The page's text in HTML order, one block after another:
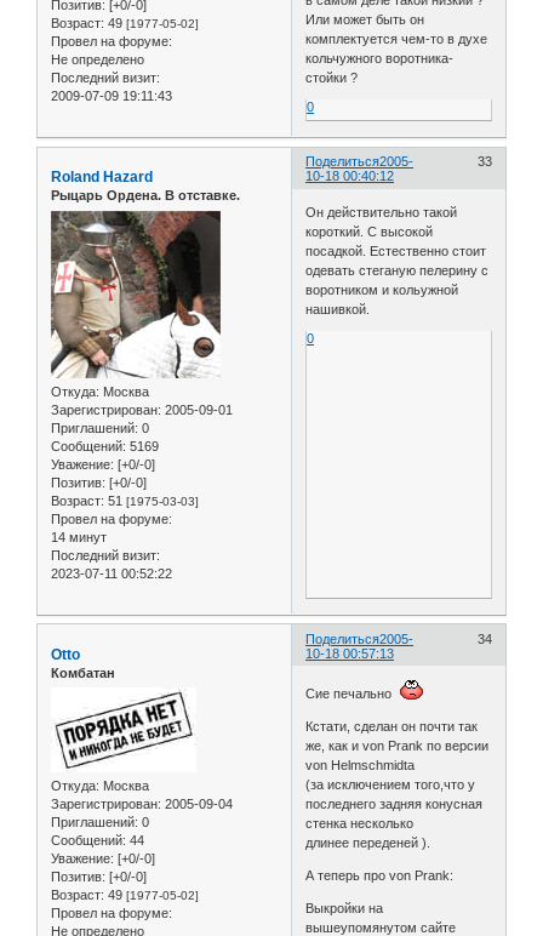
Позитив: [+0/-0]
Возраст: 49 [1977-05-02]
Провел на форуме:
Не определено
Последний визит:
2009-07-09 19:11:43
Или может быть он
комплектуется чем-то в духе
кольчужного воротника-
стойки ?
0
Поделиться 33
2005-
10-18 00:40:12
Roland Hazard
Рыцарь Ордена. В отставке.
Откуда: Москва
Зарегистрирован: 2005-09-01
Приглашений: 0
Сообщений: 5169
Уважение: [+0/-0]
Позитив: [+0/-0]
Возраст: 51 [1975-03-03]
Провел на форуме:
14 минут
Последний визит:
2023-07-11 00:52:22
Он действительно такой
короткий. С высокой
посадкой. Естественно стоит
одевать стеганую пелерину с
воротником и кольужной
нашивкой.
0
Поделиться 34
2005-
10-18 00:57:13
Otto
Комбатан
Откуда: Москва
Зарегистрирован: 2005-09-04
Приглашений: 0
Сообщений: 44
Уважение: [+0/-0]
Позитив: [+0/-0]
Возраст: 49 [1977-05-02]
Провел на форуме:
Не определено
Сие печально
Кстати, сделан он почти так
же, как и von Prank по версии
von Helmschmidta
(за исключением того,что у
последнего задняя конусная
стенка несколько
длинее переденей ).
А теперь про von Prank:
Выкройки на
вышеупомянутом сайте